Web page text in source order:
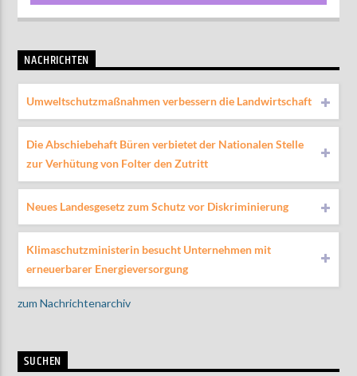
NACHRICHTEN
Umweltschutzmaßnahmen verbessern die Landwirtschaft
Die Abschiebehaft Büren verbietet der Nationalen Stelle
zur Verhütung von Folter den Zutritt
Neues Landesgesetz zum Schutz vor Diskriminierung
Klimaschutzministerin besucht Unternehmen mit
erneuerbarer Energieversorgung
zum Nachrichtenarchiv
SUCHEN